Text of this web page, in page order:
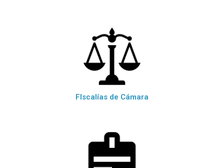
FIscalías de Cámara